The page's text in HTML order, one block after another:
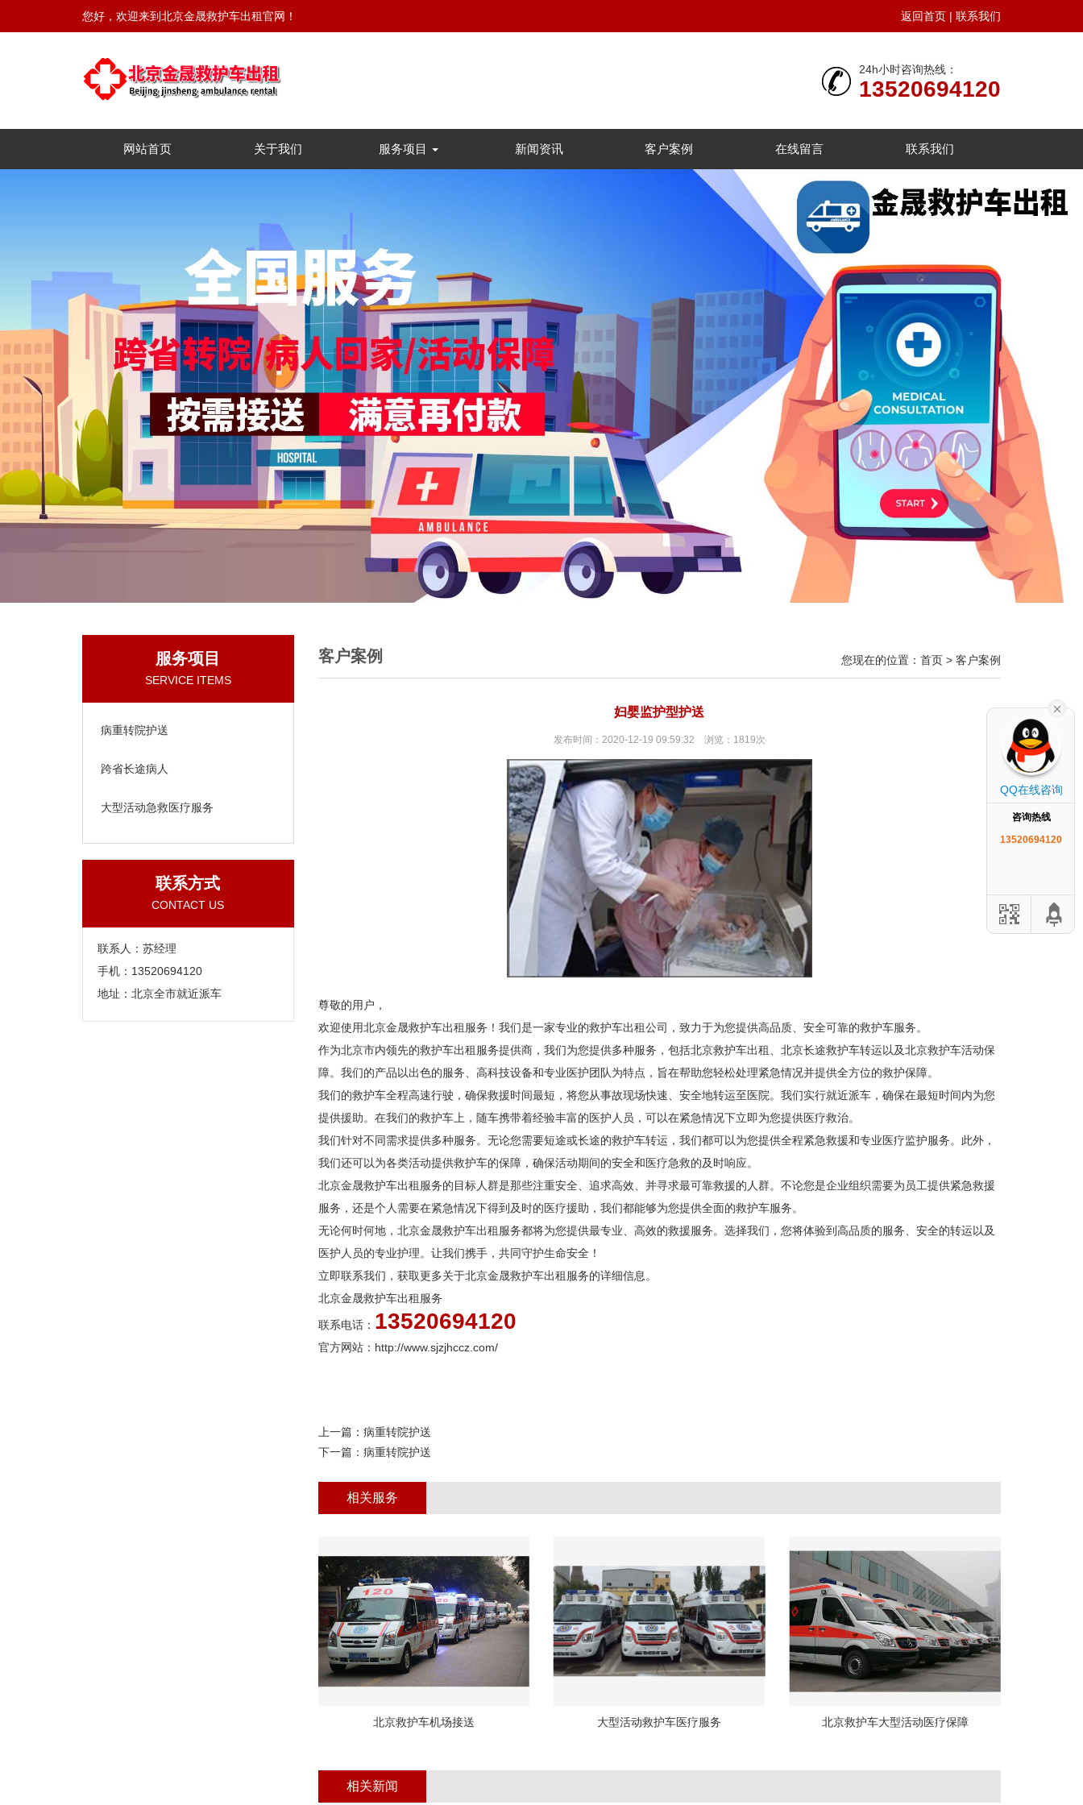
您好，欢迎来到北京金晟救护车出租官网！ 返回首页 | 联系我们
24h小时咨询热线：
13520694120
网站首页 关于我们 服务项目 新闻资讯 客户案例 在线留言 联系我们
服务项目
SERVICE ITEMS
病重转院护送
跨省长途病人
大型活动急救医疗服务
联系方式
CONTACT US
联系人：苏经理
手机：13520694120
地址：北京全市就近派车
客户案例 您现在的位置： 首页 > 客户案例
妇婴监护型护送
发布时间：2020-12-19 09:59:32 浏览：1819次
尊敬的用户，
欢迎使用北京金晟救护车出租服务！我们是一家专业的救护车出租公司，致力于为您提供高品质、安全可靠的救护车服务。
作为北京市内领先的救护车出租服务提供商，我们为您提供多种服务，包括北京救护车出租、北京长途救护车转运以及北京救护车活动保
障。我们的产品以出色的服务、高科技设备和专业医护团队为特点，旨在帮助您轻松处理紧急情况并提供全方位的救护保障。
我们的救护车全程高速行驶，确保救援时间最短，将您从事故现场快速、安全地转运至医院。我们实行就近派车，确保在最短时间内为您
提供援助。在我们的救护车上，随车携带着经验丰富的医护人员，可以在紧急情况下立即为您提供医疗救治。
我们针对不同需求提供多种服务。无论您需要短途或长途的救护车转运，我们都可以为您提供全程紧急救援和专业医疗监护服务。此外，
我们还可以为各类活动提供救护车的保障，确保活动期间的安全和医疗急救的及时响应。
北京金晟救护车出租服务的目标人群是那些注重安全、追求高效、并寻求最可靠救援的人群。不论您是企业组织需要为员工提供紧急救援
服务，还是个人需要在紧急情况下得到及时的医疗援助，我们都能够为您提供全面的救护车服务。
无论何时何地，北京金晟救护车出租服务都将为您提供最专业、高效的救援服务。选择我们，您将体验到高品质的服务、安全的转运以及
医护人员的专业护理。让我们携手，共同守护生命安全！
立即联系我们，获取更多关于北京金晟救护车出租服务的详细信息。
北京金晟救护车出租服务
联系电话： 13520694120
官方网站：http://www.sjzjhccz.com/
上一篇： 病重转院护送
下一篇： 病重转院护送
相关服务
北京救护车机场接送 大型活动救护车医疗服务 北京救护车大型活动医疗保障
相关新闻
QQ在线咨询
咨询热线
13520694120